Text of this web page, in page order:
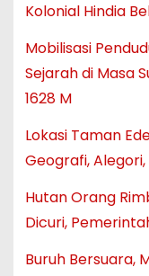
Kolonial Hindia
Mobilisasi
Sejarah di Masa
1628 M
Lokasi Taman
Geografi,
Hutan Orang
Dicuri,
Buruh Bersuara,